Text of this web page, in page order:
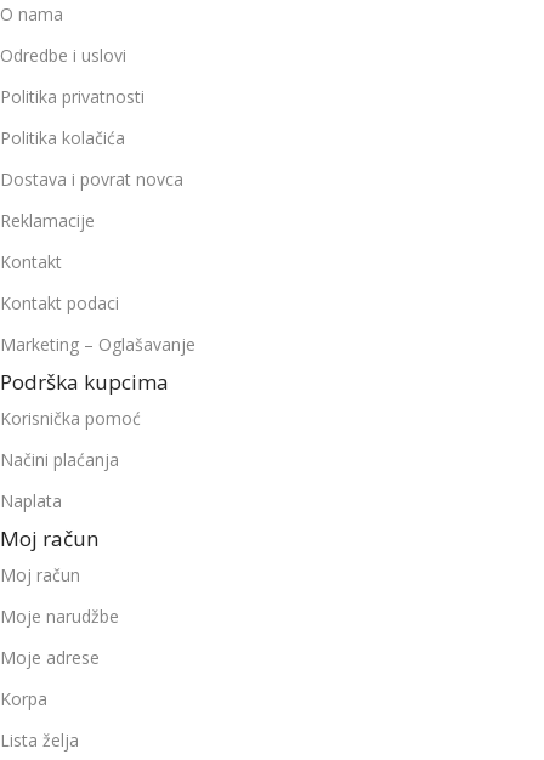
O nama
Odredbe i uslovi
Politika privatnosti
Politika kolačića
Dostava i povrat novca
Reklamacije
Kontakt
Kontakt podaci
Marketing – Oglašavanje
Podrška kupcima
Korisnička pomoć
Načini plaćanja
Naplata
Moj račun
Moj račun
Moje narudžbe
Moje adrese
Korpa
Lista želja